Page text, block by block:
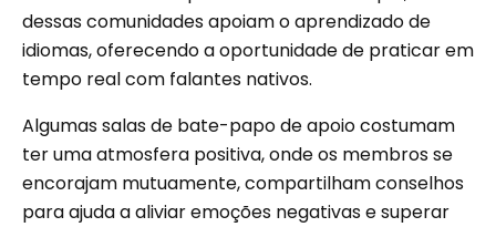
dessas comunidades apoiam o aprendizado de
idiomas, oferecendo a oportunidade de praticar em
tempo real com falantes nativos.
Algumas salas de bate-papo de apoio costumam
ter uma atmosfera positiva, onde os membros se
encorajam mutuamente, compartilham conselhos
para ajuda a aliviar emoções negativas e superar